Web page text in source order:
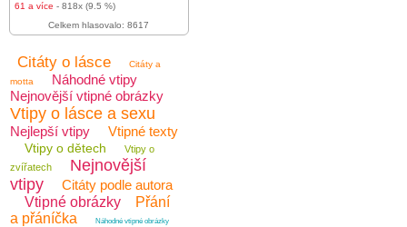
61 a více - 818x (9.5 %)
Celkem hlasovalo: 8617
Citáty o lásce
Citáty a
motta
Náhodné vtipy
Nejnovější vtipné obrázky
Vtipy o lásce a sexu
Nejlepší vtipy Vtipné texty
Vtipy o dětech
Vtipy o
zvířatech
Nejnovější
vtipy
Citáty podle autora
Vtipné obrázky
Přání
a přáníčka
Náhodné vtipné obrázky